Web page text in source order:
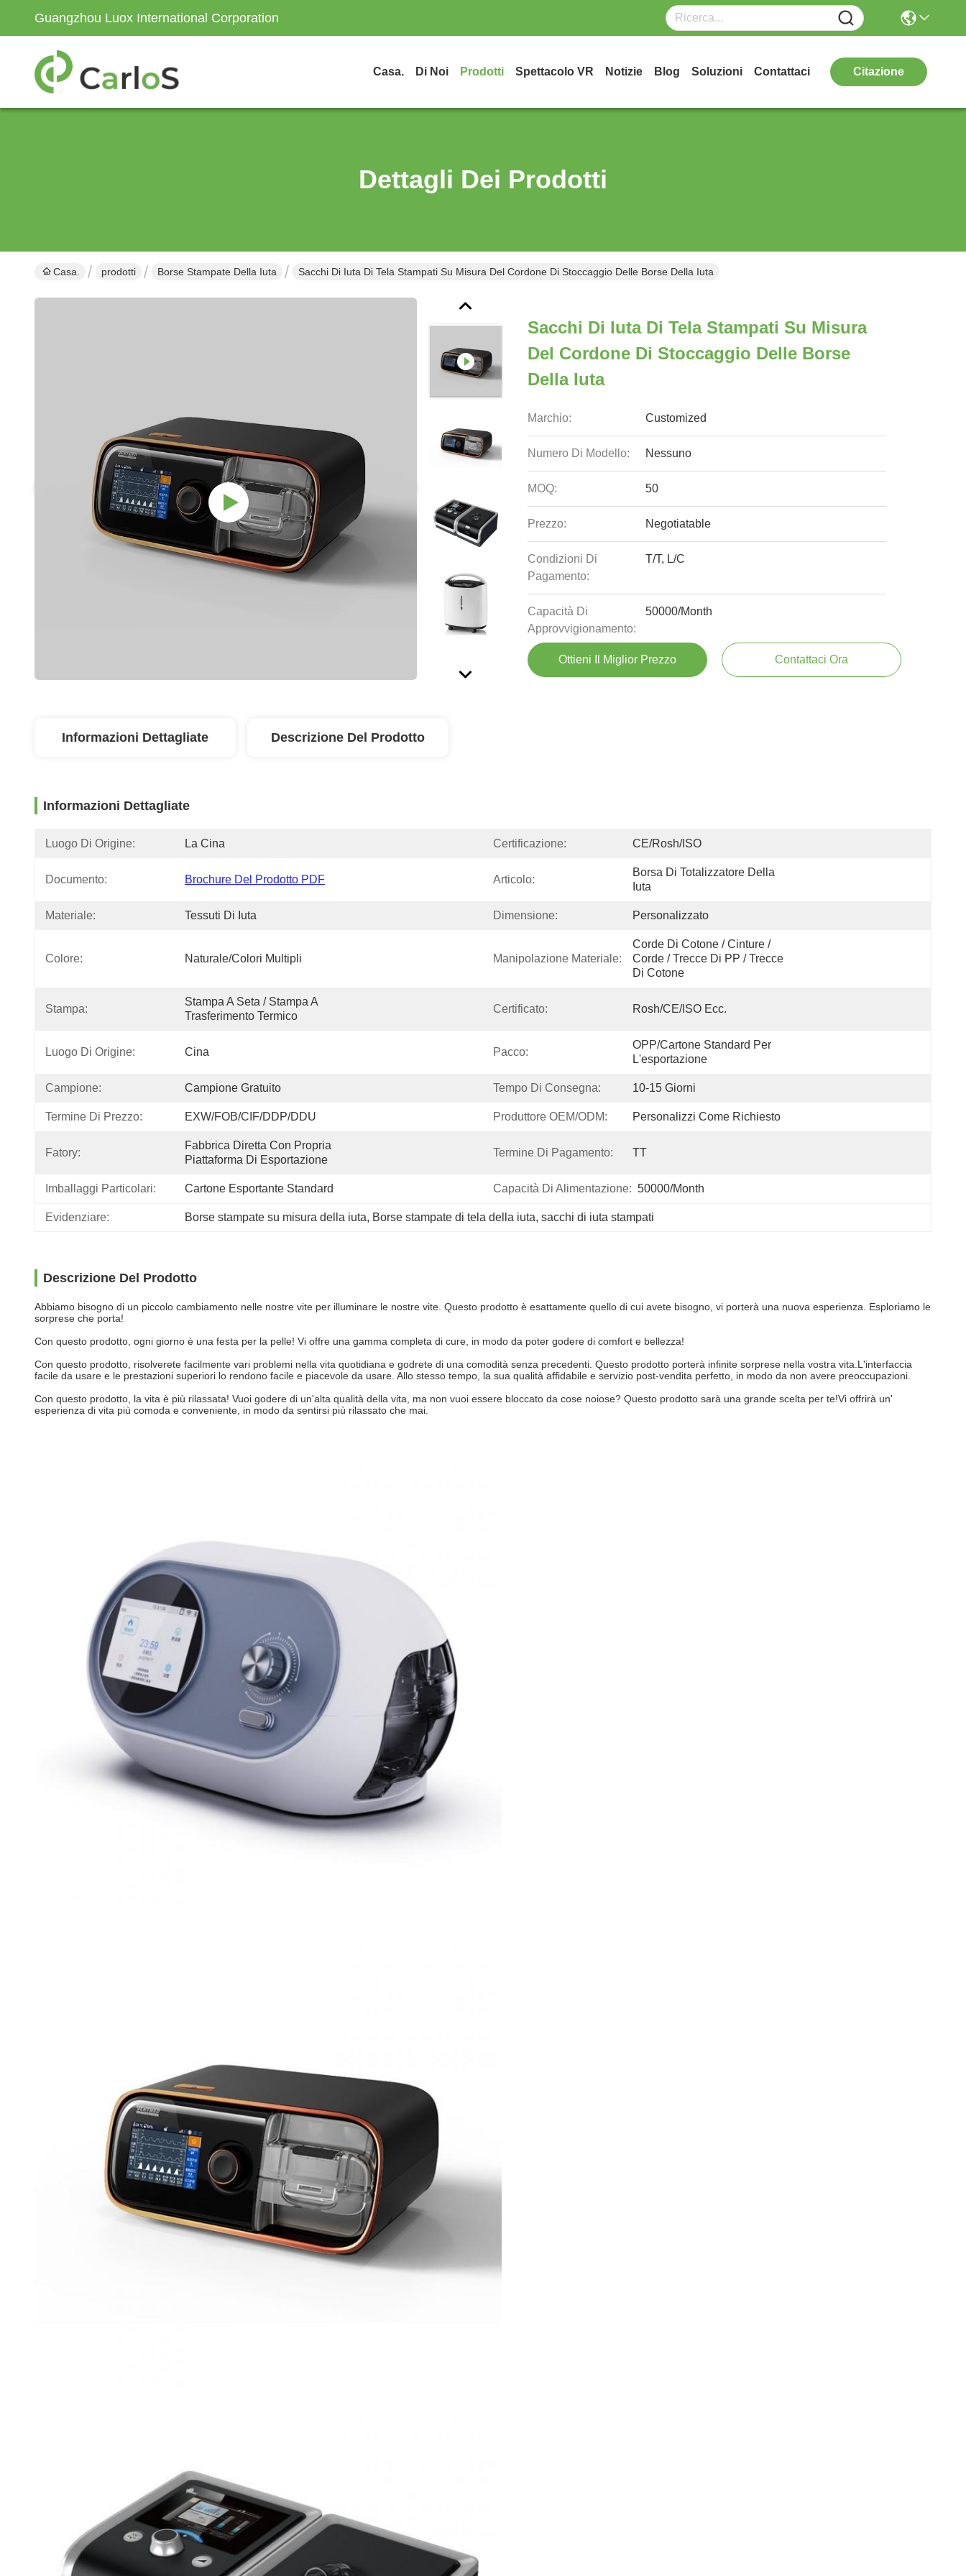
Guangzhou Luox International Corporation
Casa. Di Noi Prodotti Spettacolo VR Notizie Blog Soluzioni Contattaci Citazione
Dettagli Dei Prodotti
Casa. prodotti Borse Stampate Della Iuta Sacchi Di Iuta Di Tela Stampati Su Misura Del Cordone Di Stoccaggio Delle Borse Della Iuta
Sacchi Di Iuta Di Tela Stampati Su Misura
Del Cordone Di Stoccaggio Delle Borse
Della Iuta
Marchio: Customized
Numero Di Modello: Nessuno
MOQ: 50
Prezzo: Negotiatable
Condizioni Di
Pagamento:
T/T, L/C
Capacità Di
Approvvigionamento:
50000/Month
Ottieni Il Miglior Prezzo Contattaci Ora
Informazioni Dettagliate Descrizione Del Prodotto
Informazioni Dettagliate
Luogo Di Origine: La Cina Certificazione: CE/Rosh/ISO
Documento: Brochure Del Prodotto PDF Articolo:
Borsa Di Totalizzatore Della
Iuta
Materiale: Tessuti Di Iuta Dimensione: Personalizzato
Colore: Naturale/colori Multipli Manipolazione Materiale:
Corde Di Cotone / Cinture /
Corde / Trecce Di PP / Trecce
Di Cotone
Stampa:
Stampa A Seta / Stampa A
Trasferimento Termico
Certificato: Rosh/CE/ISO Ecc.
Luogo Di Origine: Cina Pacco:
OPP/cartone Standard Per
L'esportazione
Campione: Campione Gratuito Tempo Di Consegna: 10-15 Giorni
Termine Di Prezzo: EXW/FOB/CIF/DDP/DDU Produttore OEM/ODM: Personalizzi Come Richiesto
Fatory:
Fabbrica Diretta Con Propria
Piattaforma Di Esportazione
Termine Di Pagamento: TT
Imballaggi Particolari: Cartone Esportante Standard Capacità Di Alimentazione: 50000/Month
Evidenziare: Borse stampate su misura della iuta, Borse stampate di tela della iuta, sacchi di iuta stampati
Descrizione Del Prodotto
Abbiamo bisogno di un piccolo cambiamento nelle nostre vite per illuminare le nostre vite. Questo prodotto è esattamente quello di cui avete bisogno, vi porterà una nuova esperienza. Esploriamo le
sorprese che porta!
Con questo prodotto, ogni giorno è una festa per la pelle! Vi offre una gamma completa di cure, in modo da poter godere di comfort e bellezza!
Con questo prodotto, risolverete facilmente vari problemi nella vita quotidiana e godrete di una comodità senza precedenti. Questo prodotto porterà infinite sorprese nella vostra vita.L'interfaccia
facile da usare e le prestazioni superiori lo rendono facile e piacevole da usare. Allo stesso tempo, la sua qualità affidabile e servizio post-vendita perfetto, in modo da non avere preoccupazioni.
Con questo prodotto, la vita è più rilassata! Vuoi godere di un'alta qualità della vita, ma non vuoi essere bloccato da cose noiose? Questo prodotto sarà una grande scelta per te!Vi offrirà un'
esperienza di vita più comoda e conveniente, in modo da sentirsi più rilassato che mai.